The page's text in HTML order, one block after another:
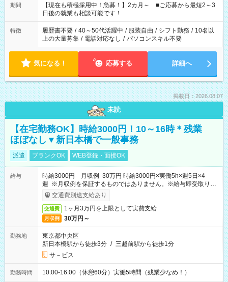
たくない」 など、ご希望を教えてくださいね。 ※Wワーク希望
の方へ 今ご覧のお仕事で希望する勤務時間と、もう1つのお仕事
の勤務時間。 合計で週40時間を超える場合は応募できません。
期間
【現在も積極採用中！急募！】2カ月～ ■ご応募から最短2～3
日後の就業も相談可能です！
特徴 履歴書不要 / 40～50代活躍中 / 服装自由 / シフト勤務 / 10名以
上の大量募集 / 電話対応なし / パソコンスキル不要
気になる！ 応募する 詳細へ
掲載日：2026.08.07
未読
【在宅勤務OK】時給3000円！10～16時＊残業
ほぼなし▼新日本橋で一般事務
派遣 ブランクOK WEB登録・面接OK
給与
時給3000円 月収例 30万円 時給3000円×実働5h×週5日×4
週 ※月収例を保証するものではありません。※給与即受取りサ
ービス利用可（利用条件有）
交通費別途支給あり
交通費 1ヶ月3万円を上限として実費支給
月収例 30万円～
勤務地
東京都中央区
新日本橋駅から徒歩3分 / 三越前駅から徒歩1分
サ－ビス
勤務時間 10:00-16:00（休憩60分）実働5時間（残業少なめ！）